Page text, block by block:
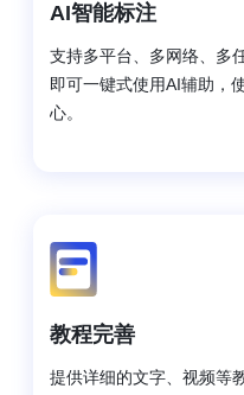
AI智能标注
支持多平台、多网络、多
即可一键式使用AI辅助，
心。
教程完善
提供详细的文字、视频等